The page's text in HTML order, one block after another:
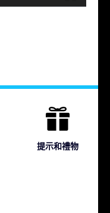
提示和禮物